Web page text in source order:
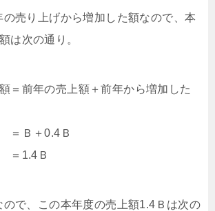
の売り上げから増加した額なので、本
は次の通り。
＝前年の売上額＋前年から増加した
0.4Ｂ
Ｂ
で、この本年度の売上額1.4Ｂは次の